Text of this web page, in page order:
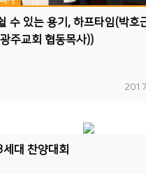
수 있는 용기, 하프타임(박호
주교회 협동목사))
세대 찬양대회